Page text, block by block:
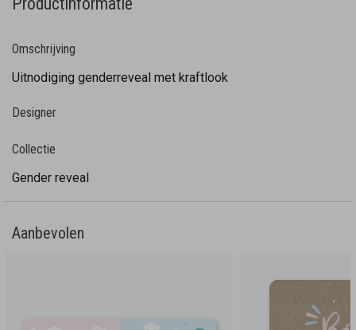
Omschrijving
Uitnodiging genderreveal met kraftlook
Designer
Collectie
Gender reveal
Aanbevolen